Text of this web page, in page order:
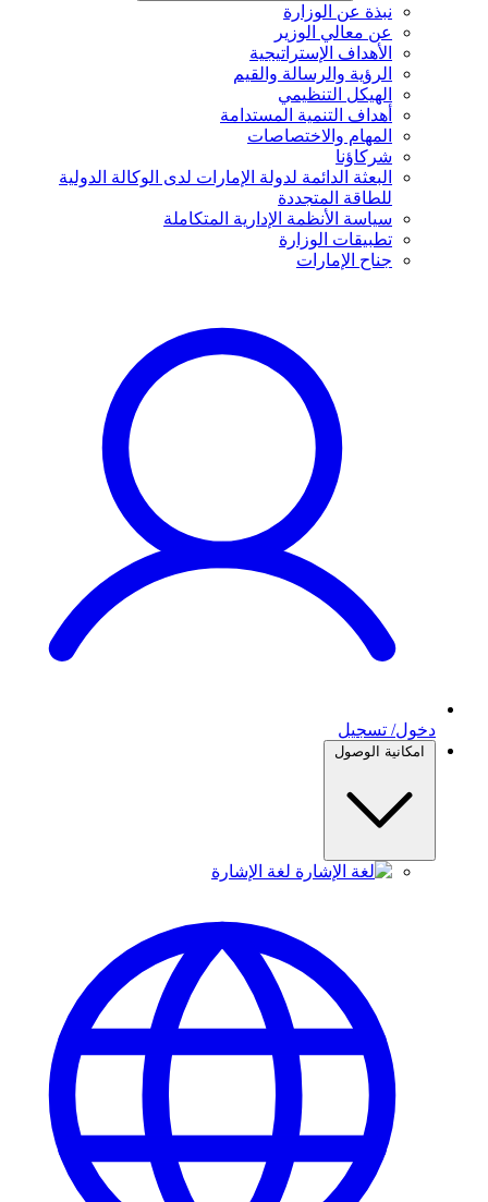
نبذة عن الوزارة
عن معالي الوزير
الأهداف الإستراتيجية
الرؤية والرسالة والقيم
الهيكل التنظيمي
أهداف التنمية المستدامة
المهام والاختصاصات
شركاؤنا
البعثة الدائمة لدولة الإمارات لدى الوكالة الدولية
للطاقة المتجددة
سياسة الأنظمة الإدارية المتكاملة
تطبيقات الوزارة
جناح الإمارات
دخول/ تسجيل
امكانية الوصول
لغة الإشارة